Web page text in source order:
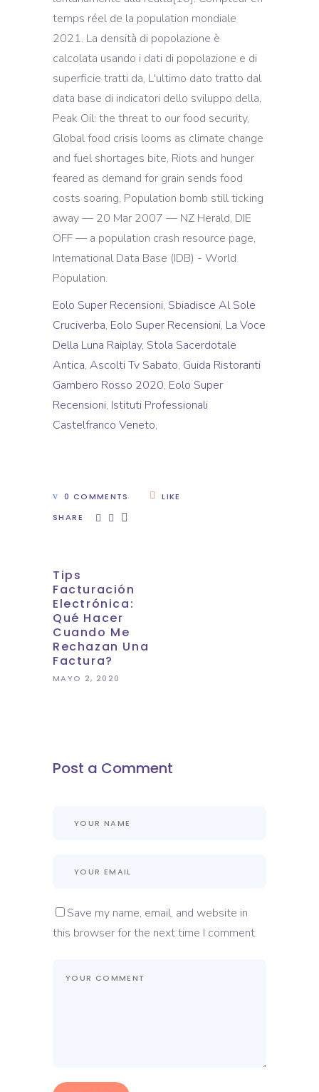
Eolo Super Recensioni, Sbiadisce Al Sole
Cruciverba, Eolo Super Recensioni, La Voce
Della Luna Raiplay, Stola Sacerdotale
Antica, Ascolti Tv Sabato, Guida Ristoranti
Gambero Rosso 2020, Eolo Super
Recensioni, Istituti Professionali
Castelfranco Veneto,
0 COMMENTS
LIKE
SHARE
Tips
Facturación
Electrónica:
Qué Hacer
Cuando Me
Rechazan Una
Factura?
MAYO 2, 2020
Post a Comment
Save my name, email, and website in
this browser for the next time I comment.